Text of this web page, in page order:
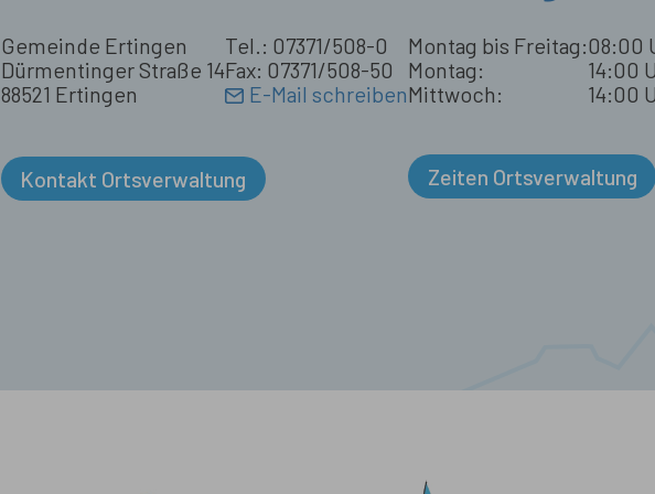
Gemeinde Ertingen
Dürmentinger Straße 14
88521 Ertingen
Tel.: 07371/508-0
Fax: 07371/508-50
E-Mail schreiben
Kontakt Ortsverwaltung
Montag bis Freitag:
Montag:
Mittwoch:
08:00
14:00
14:00
Zeiten Ortsverwaltung